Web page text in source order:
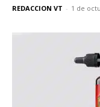
REDACCION VT - 1 de